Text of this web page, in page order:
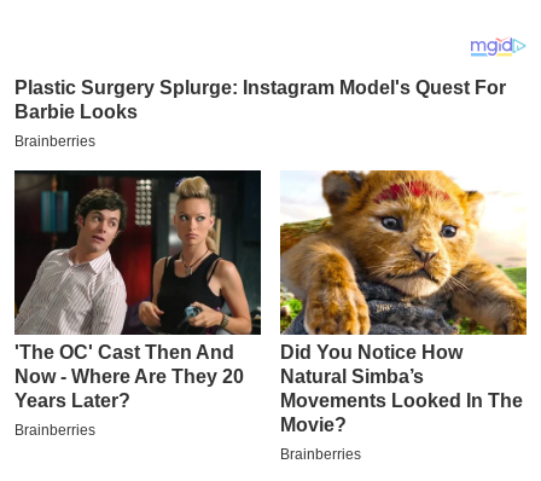
0
2
6
क्रा
इ
ई
-
पे
प
र
मि